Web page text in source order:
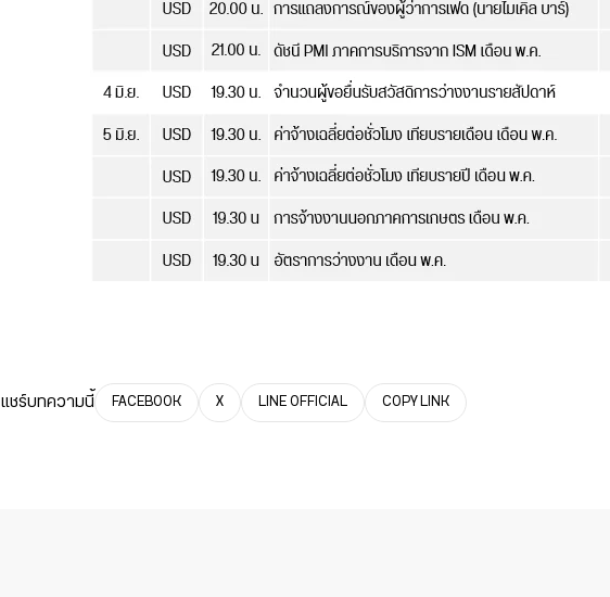
แชร์บทความนี้ FACEBOOK X LINE OFFICIAL COPY LINK